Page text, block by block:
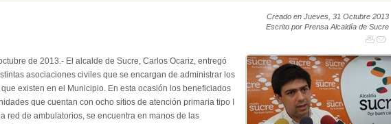
Creado en Jueves, 31 Octubre 2013
Escrito por Prensa Alcaldía de Sucre
de 2013.- El alcalde de Sucre, Carlos Ocariz, entregó
asociaciones civiles que se encargan de administrar los
existen en el Municipio. En esta ocasión los beneficiados
que cuentan con ocho sitios de atención primaria tipo I
red de ambulatorios, se encuentra en manos de las